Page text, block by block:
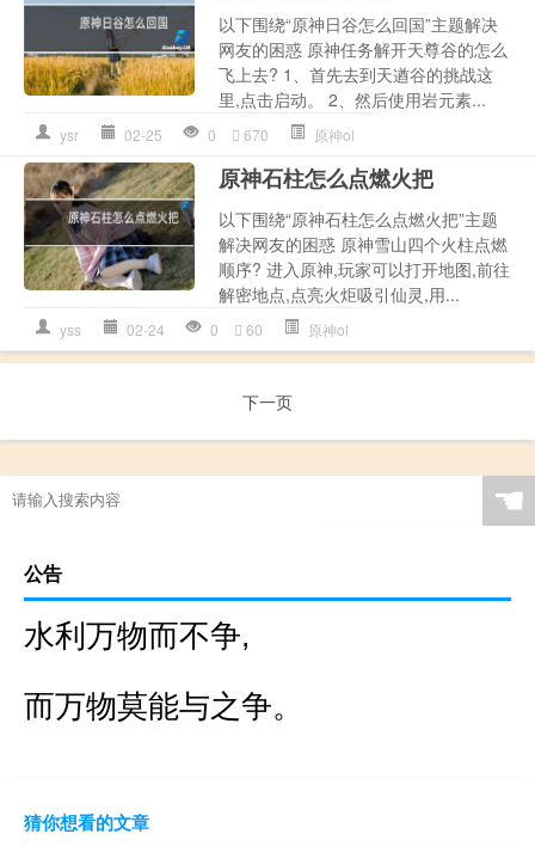
以下围绕“原神日谷怎么回国”主题解决
网友的困惑 原神任务解开天尊谷的怎么
飞上去? 1、首先去到天遒谷的挑战这
里,点击启动。 2、然后使用岩元素...
ysr 02-25 0 670 原神ol
原神石柱怎么点燃火把
以下围绕“原神石柱怎么点燃火把”主题
解决网友的困惑 原神雪山四个火柱点燃
顺序? 进入原神,玩家可以打开地图,前往
解密地点,点亮火炬吸引仙灵,用...
yss 02-24 0 60 原神ol
下一页
☚
公告
水利万物而不争,
而万物莫能与之争。
猜你想看的文章